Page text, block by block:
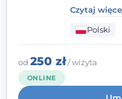
szkolenia
nadzwyczajnego
należę do
pierwszym
Czytaj
Polski
od 250 zł/ wizyta
ONLINE